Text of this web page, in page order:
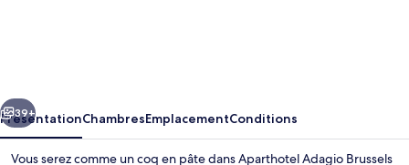
Place
Suivant
39+
PrésentationChambresEmplacementConditions
Vous serez comme un coq en pâte dans Aparthotel Adagio Brussels